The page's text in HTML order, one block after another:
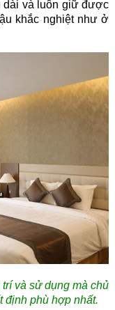
dài và luôn giữ được
khắc nghiệt như ở
và sử dụng mà chủ
định phù hợp nhất.